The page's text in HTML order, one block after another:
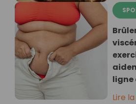
ligne
Lire